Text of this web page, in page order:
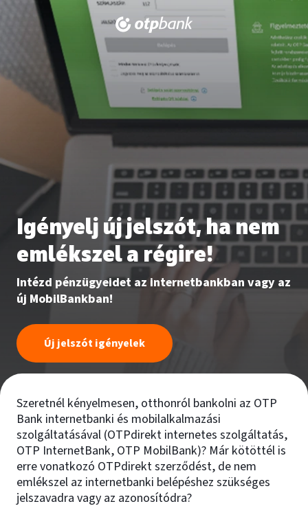
Igényelj új jelszót, ha nem
emlékszel a régire!
Intézd pénzügyeidet az internetbankban vagy az
új MobilBankban!
Új jelszót igényelek
Szeretnél kényelmesen, otthonról bankolni az OTP
Bank internetbanki és mobilalkalmazási
szolgáltatásával (OTPdirekt internetes szolgáltatás,
OTP InternetBank, OTP MobilBank)? Már kötöttél is
erre vonatkozó OTPdirekt szerződést, de nem
emlékszel az internetbanki belépéshez szükséges
jelszavadra vagy az azonosítódra?